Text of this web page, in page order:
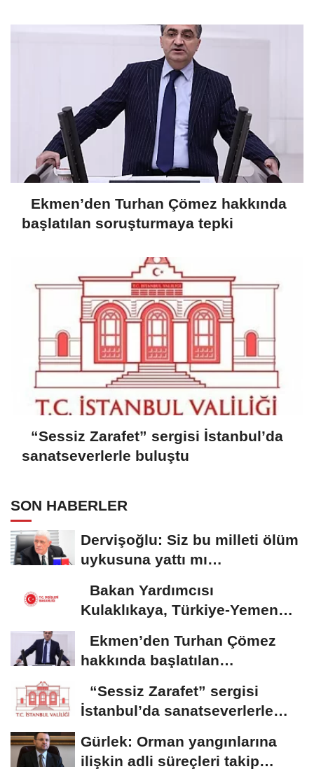
Ekmen’den Turhan Çömez hakkında
başlatılan soruşturmaya tepki
“Sessiz Zarafet” sergisi İstanbul’da
sanatseverlerle buluştu
SON HABERLER
Dervişoğlu: Siz bu milleti ölüm
uykusuna yattı mı
Bakan Yardımcısı
Kulaklıkaya, Türkiye-Yemen
Ekmen’den Turhan Çömez
hakkında başlatılan
“Sessiz Zarafet” sergisi
İstanbul’da sanatseverlerle
Gürlek: Orman yangınlarına
ilişkin adli süreçleri takip